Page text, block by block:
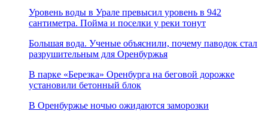
Уровень воды в Урале превысил уровень в 942
сантиметра. Пойма и поселки у реки тонут
Большая вода. Ученые объяснили, почему паводок стал
разрушительным для Оренбуржья
В парке «Березка» Оренбурга на беговой дорожке
установили бетонный блок
В Оренбуржье ночью ожидаются заморозки